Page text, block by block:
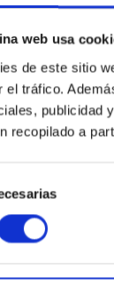
web usa
de este sitio
el tráfico.
publicidad
recopilado a
por el
Japón), el
Otras
República
UU), la
CLASP y